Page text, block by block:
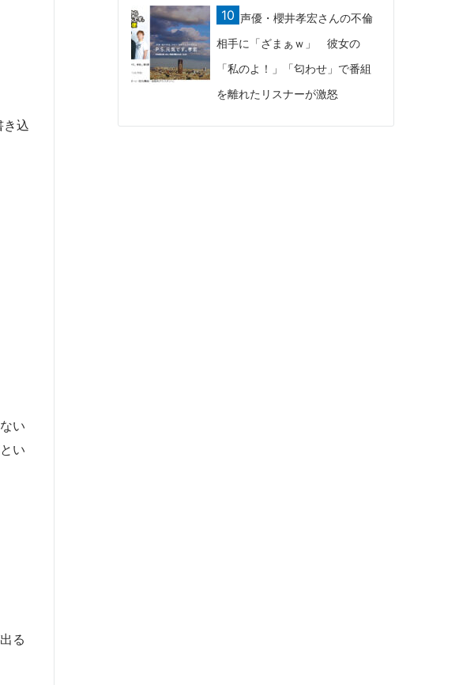
き込
い
い
る
声優・櫻井孝宏さんの不倫
相手に「ざまぁｗ」 彼女の
「私のよ！」「匂わせ」で番組
を離れたリスナーが激怒